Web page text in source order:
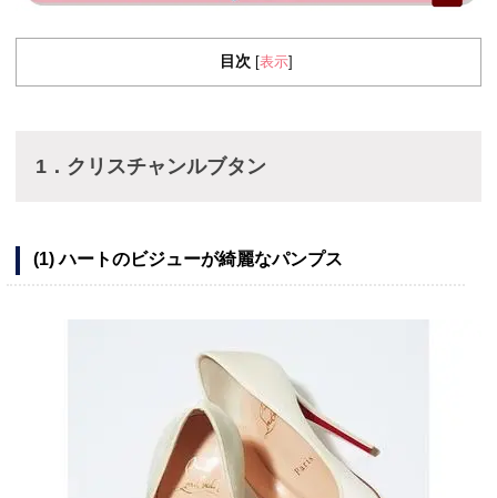
目次 表示
1．クリスチャンルブタン
(1) ハートのビジューが綺麗なパンプス